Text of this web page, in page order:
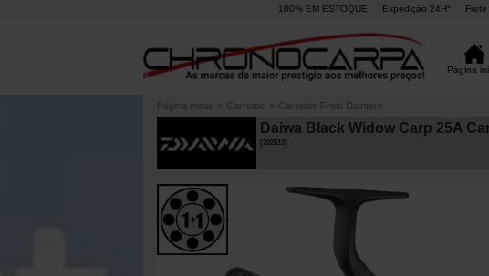
100% EM ESTOQUE Expedição 24H° Frete
Página
Página inicial » Carretos » Carretos Freio Diantero
Daiwa Black Widow Carp 25A
202513]